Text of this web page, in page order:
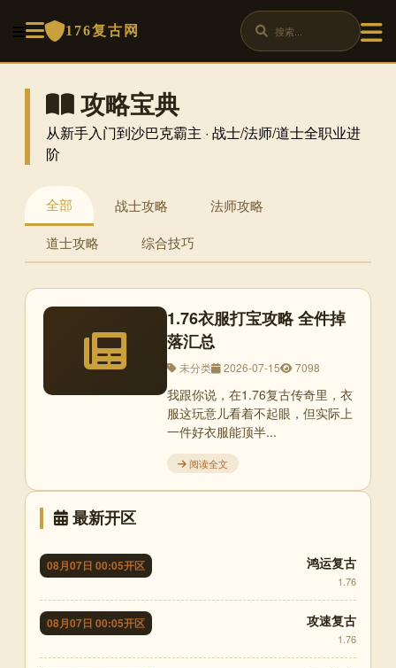
176复古网
攻略宝典
从新手入门到沙巴克霸主 · 战士/法师/道士全职业进
阶
全部 战士攻略 法师攻略
道士攻略 综合技巧
1.76衣服打宝攻略 全件掉
落汇总
未分类 2026-07-15 7098
我跟你说，在1.76复古传奇里，衣
服这玩意儿看着不起眼，但实际上
一件好衣服能顶半...
阅读全文
最新开区
08月07日 00:05开区 鸿运复古
1.76
08月07日 00:05开区 攻速复古
1.76